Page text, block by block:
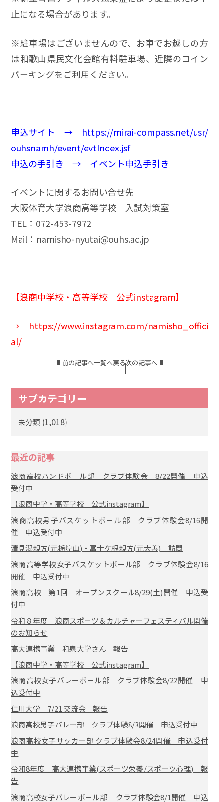
止になる場合があります。
※駐車場はございませんので、お車でお越しの方
は和歌山県民文化会館有料駐車場、近隣のコイン
パーキングをご利用ください。
申込サイト → https://mirai-compass.net/usr/
ouhsnamh/event/evtIndex.jsf
申込の手引き → イベント申込手引き
イベントに関するお問い合せ先
大阪体育大学浪商高等学校 入試対策室
TEL：072-453-7972
Mail： namisho-nyutai@ouhs.ac.jp
【浪商中学校・高等学校 公式instagram】
→ https://www.instagram.com/namisho_offici
al/
前の記事へ一覧へ戻る次の記事へ
サブカテゴリー
未分類 (1,018)
最近の記事
浪商高校ハンドボール部 クラブ体験会 8/22開催 申込
受付中
【浪商中学・高等学校 公式instagram】
浪商高校男子バスケットボール部 クラブ体験会8/16開
催 申込受付中
清見潟親方(元栃煌山)・冨士ケ根親方(元大善) 訪問
浪商高等学校女子バスケットボール部 クラブ体験会8/16
開催 申込受付中
浪商高校 第1回 オープンスクール8/29(土)開催 申込受
付中
令和８年度 浪商スポーツ＆カルチャーフェスティバル開催
のお知らせ
高大連携事業 和泉大学さん 報告
【浪商中学・高等学校 公式instagram】
浪商高校女子バレーボール部 クラブ体験会8/22開催 申
込受付中
仁川大学 7/21 交流会 報告
浪商高校男子バレー部 クラブ体験8/3開催 申込受付中
浪商高校女子サッカー部 クラブ体験会8/24開催 申込受付
中
令和8年度 高大連携事業(スポーツ栄養/スポーツ心理) 報
告
浪商高校女子バレーボール部 クラブ体験会8/1開催 申込